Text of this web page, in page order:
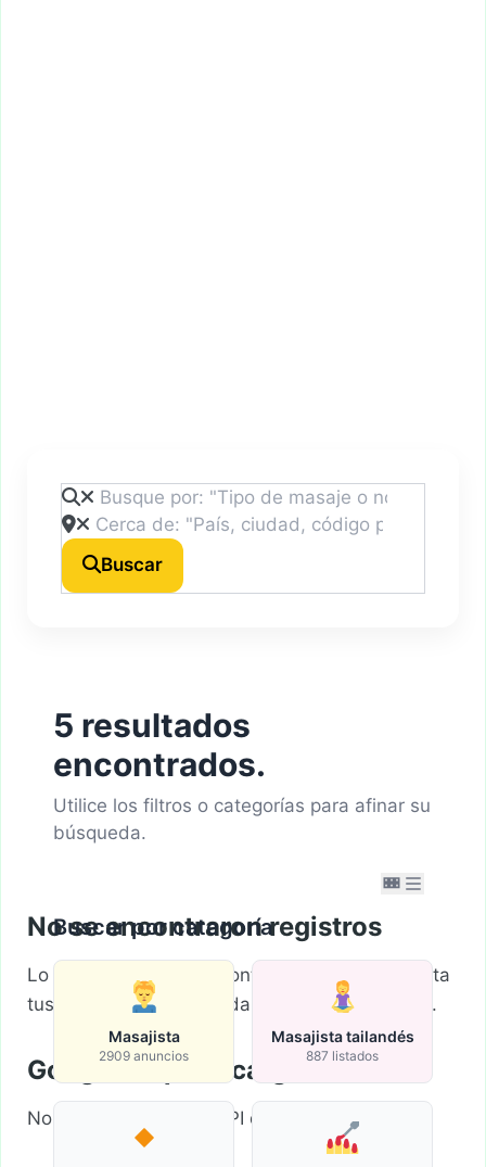
No se encontraron registros
Lo sentimos, no se encontraron registros. Ajusta
tus criterios de búsqueda y vuelva a intentarlo.
Google Map sin cargar
No se pudo cargar la API de Google Maps.
Buscar
5 resultados
encontrados.
Utilice los filtros o categorías para afinar su
búsqueda.
Buscar por categoría
Masajista
2909 anuncios
Masajista tailandés
887 listados